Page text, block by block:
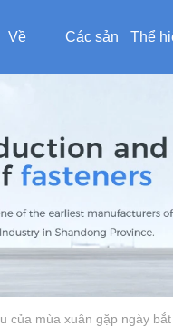
Về
tôi
Các sản Thể
của mùa xuân gặp ngày